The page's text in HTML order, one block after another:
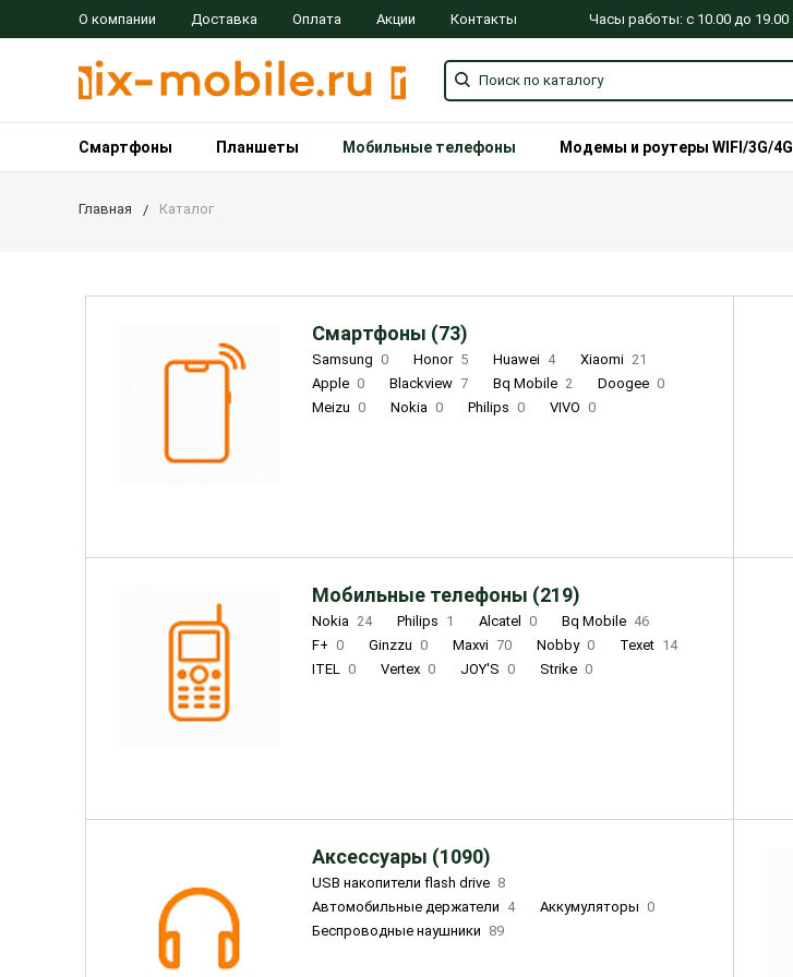
О компании Доставка Оплата Акции Контакты Часы работы: с 10.00 до 19.00
Смартфоны Планшеты Мобильные телефоны Модемы и роутеры WIFI/3G/4G
Главная Каталог
Смартфоны (73)
Samsung 0 Honor 5 Huawei 4 Xiaomi 21
Apple 0 Blackview 7 Bq Mobile 2 Doogee 0
Meizu 0 Nokia 0 Philips 0 VIVO 0
Мобильные телефоны (219)
Nokia 24 Philips 1 Alcatel 0 Bq Mobile 46
F+ 0 Ginzzu 0 Maxvi 70 Nobby 0 Texet 14
ITEL 0 Vertex 0 JOY'S 0 Strike 0
Аксессуары (1090)
USB накопители flash drive 8
Автомобильные держатели 4 Аккумуляторы 0
Беспроводные наушники 89